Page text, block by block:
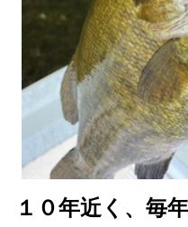
１０年近く、毎